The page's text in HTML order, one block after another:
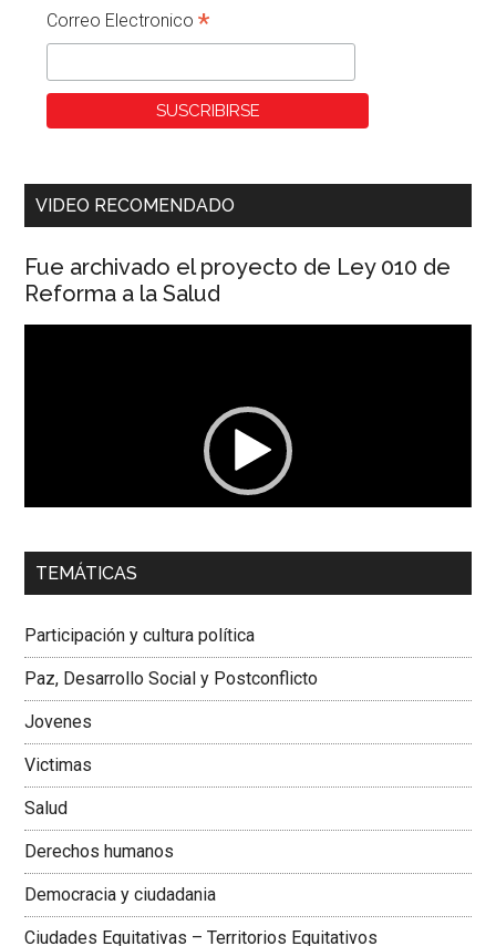
Correo Electronico*
VIDEO RECOMENDADO
Fue archivado el proyecto de Ley 010 de
Reforma a la Salud
00:00 01:04
Dra. Carolina Corcho Mejía,Presidenta Corporación
Colombiana
TEMÁTICAS
Participación y cultura política
Paz, Desarrollo Social y Postconflicto
Jovenes
Victimas
Salud
Derechos humanos
Democracia y ciudadania
Ciudades Equitativas – Territorios Equitativos